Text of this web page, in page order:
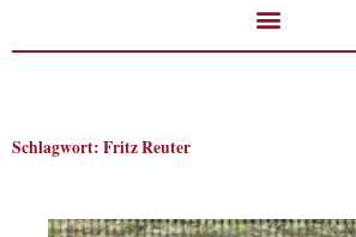
Schlagwort: Fritz Reuter
SeiteSeiteSeiteSeiteSeite